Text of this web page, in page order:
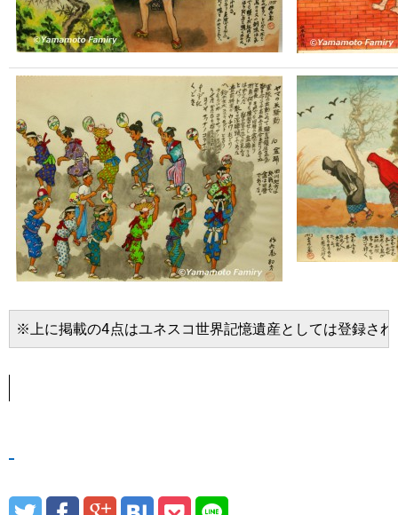
※上に掲載の4点はユネスコ世界記憶遺産としては登録さ